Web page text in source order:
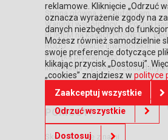
Zaufali nam
Warunki współpracy
Poznaj
BLIKIEM na kasach POSNET
RODO
Relacje inwestorskie
Polityka prywatności
Informacja o przetwarzaniu
POTRZEBUJESZ
POMOCY?
Skontaktuj się z nami
reklamowe. Kliknięcie „Odrzuć
oznacza wyrażenie zgody na
danych niezbędnych do
Możesz również samodzielnie
swoje preferencje dotyczące
klikając przycisk „Dostosuj”.
„cookies” znajdziesz w polityce
Zaakceptuj wszystkie
Odrzuć wszystkie
Dostosuj